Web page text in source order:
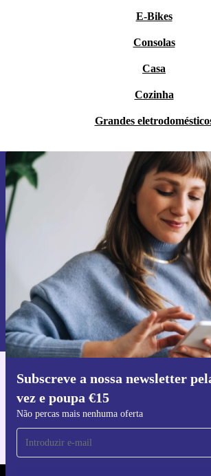
E-Bikes
Consolas
Casa
Cozinha
Grandes
Subscreve a nossa newsletter
vez e poupa €15
Não percas mais nenhuma oferta
Subscreve a nossa
primeira vez e poupa 15€!
Não percas mais nenhuma
Pedir voucher
Informações sobre o uso de dados pessoais podem
nossa
Política de Privacidade.
Faz o download da app
Para iOS e Android